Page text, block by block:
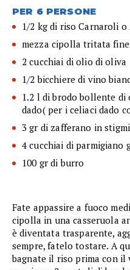
PER 6 PERSONE
1/2 kg di riso Carnaroli o
mezza cipolla tritata
2 cucchiai di olio di oliva
1/2 bicchiere di vino
1.2 l di brodo bollente di
dado( per i celiaci dado
3 gr di zafferano in stigmi
4 cucchiai di parmigiano
100 gr di burro
Fate appassire a fuoco
cipolla in una casseruola
è diventata trasparente,
sempre, fatelo tostare. A
bagnate il riso prima con il